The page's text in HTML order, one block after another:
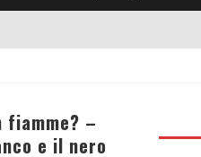
fiamme? –
e il nero